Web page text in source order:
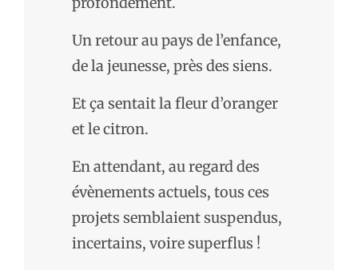
Un retour au pays de l’enfance,
de la jeunesse, près des siens.
Et ça sentait la fleur d’oranger
et le citron.
En attendant, au regard des
évènements actuels, tous ces
projets semblaient suspendus,
incertains, voire superflus !